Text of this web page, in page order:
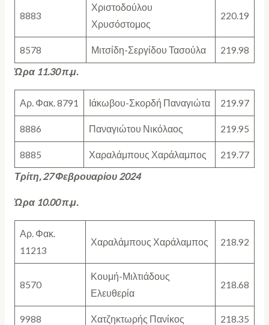
8883
Χριστοδούλου
Χρυσόστομος
220.19
8578 Μιτσίδη-Σεργίδου Τασούλα
219.98
Ώρα 11.30 π.μ.
Αρ. Φακ. 8791 Ιάκωβου-Σκορδή Παναγιώτα 219.97
8886 Παναγιώτου Νικόλαος 219.95
8885 Χαραλάμπους Χαράλαμπος
219.77
Τρίτη, 27 Φεβρουαρίου 2024
Ώρα 10.00 π.μ.
Αρ. Φακ.
11213
Χαραλάμπους Χαράλαμπος 218.92
8570
Κουμή-Μιλτιάδους
Ελευθερία
218.68
9988 Χατζηκτωρής Πανίκος
218.35